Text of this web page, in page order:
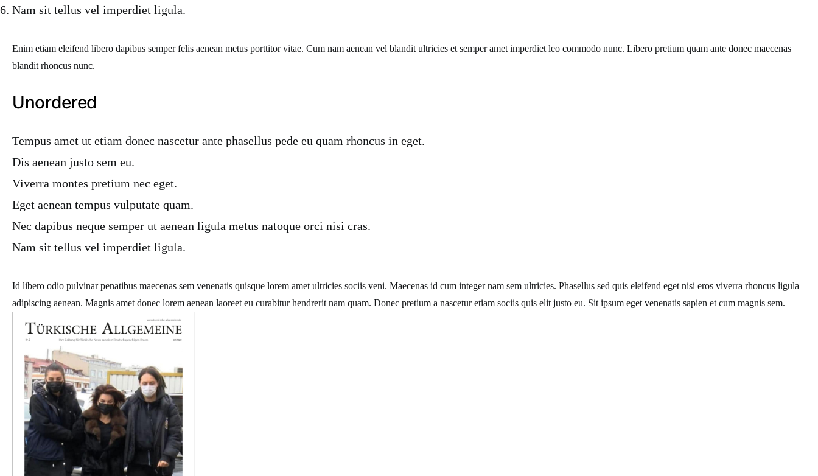
Nam sit tellus vel imperdiet ligula.
Enim etiam eleifend libero dapibus semper felis aenean metus porttitor vitae. Cum nam aenean vel blandit ultricies et semper amet imperdiet leo commodo nunc. Libero pretium quam ante donec maecenas
blandit rhoncus nunc.
Unordered
Tempus amet ut etiam donec nascetur ante phasellus pede eu quam rhoncus in eget.
Dis aenean justo sem eu.
Viverra montes pretium nec eget.
Eget aenean tempus vulputate quam.
Nec dapibus neque semper ut aenean ligula metus natoque orci nisi cras.
Nam sit tellus vel imperdiet ligula.
Id libero odio pulvinar penatibus maecenas sem venenatis quisque lorem amet ultricies sociis veni. Maecenas id cum integer nam sem ultricies. Phasellus sed quis eleifend eget nisi eros viverra rhoncus ligula
adipiscing aenean. Magnis amet donec lorem aenean laoreet eu curabitur hendrerit nam quam. Donec pretium a nascetur etiam sociis quis elit justo eu. Sit ipsum eget venenatis sapien et cum magnis sem.